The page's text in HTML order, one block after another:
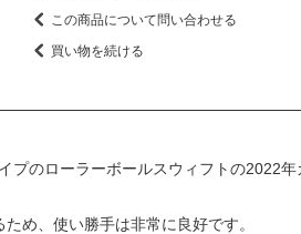
この商品について問い合わせる
買い物を続ける
プのローラーボールスウィフトの2022
め、使い勝手は非常に良好です。